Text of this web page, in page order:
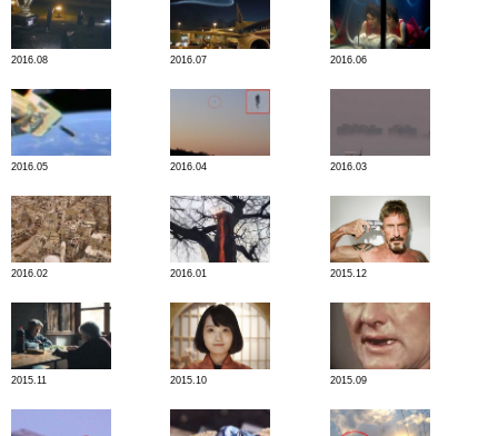
2016.08 2016.07 2016.06
2016.05 2016.04 2016.03
2016.02 2016.01 2015.12
2015.11 2015.10 2015.09